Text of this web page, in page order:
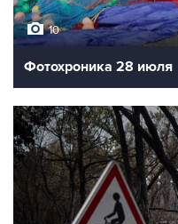
10
Фотохроника 28 июля